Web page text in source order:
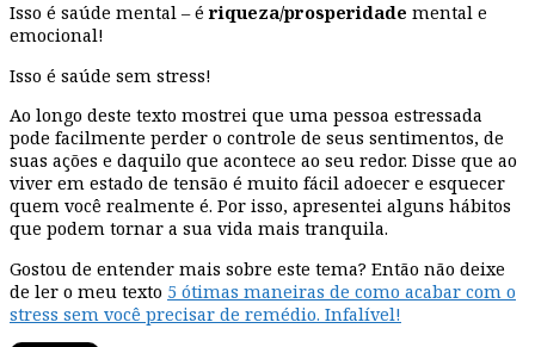
Isso é saúde mental – ériqueza/prosperidade mental e
emocional!
Isso é saúde sem stress!
Ao longo deste texto mostrei que uma pessoa estressada
pode facilmente perder o controle de seus sentimentos, de
suas ações e daquilo que acontece ao seu redor. Disse que ao
viver em estado de tensão é muito fácil adoecer e esquecer
quem você realmente é. Por isso, apresentei alguns hábitos
que podem tornar a sua vida mais tranquila.
Gostou de entender mais sobre este tema? Então não deixe
de ler o meu texto 5 ótimas maneiras de como acabar com o
stress sem você precisar de remédio. Infalível!